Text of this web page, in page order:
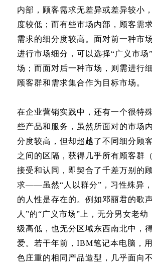
内部，顾客需求无差异或差异较小
度较低；而有些市场内部，顾客需
需求的细分度较高。面对前一种市
进行市场细分，可以选择“广义市场
场；而面对后一种市场，则需进行
顾客群和需求集合作为目标市场。
在企业营销实践中，还有一个很特
些产品和服务，虽然所面对的市场
分度较高，但却超越了不同细分顾
之间的区隔，获得几乎所有顾客群
接受和认同，即契合了千差万别的
求——虽然“人以群分”，习性殊异
的人性是存在的。例如邓丽君的歌
人”的“广义市场”上，无分男女老幼
级高低，也无分区域东西南北中，
爱。若干年前，IBM笔记本电脑，
色庄重的相同产品造型，几乎面向